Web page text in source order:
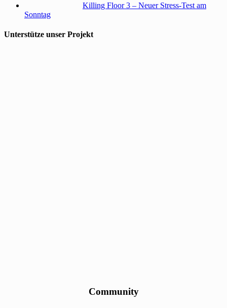
Killing Floor 3 – Neuer Stress-Test am
Sonntag
Unterstütze unser Projekt
Community